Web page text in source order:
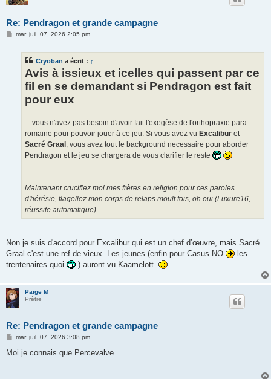
Re: Pendragon et grande campagne
Mmar. juil. 07, 2026 2:05 pm
Cryoban a écrit : ↑
Avis à issieux et icelles qui passent par ce
fil en se demandant si Pendragon est fait
pour eux
....vous n'avez pas besoin d'avoir fait l'exegèse de l'orthopraxie para-
romaine pour pouvoir jouer à ce jeu. Si vous avez vu Excalibur et
Sacré Graal , vous avez tout le background necessaire pour aborder
Pendragon et le jeu se chargera de vous clarifier le reste
Maintenant crucifiez moi mes frères en religion pour ces paroles
d'hérésie, flagellez mon corps de relaps moult fois, oh oui (Luxure16,
réussite automatique)
Non je suis d'accord pour Excalibur qui est un chef d’œuvre, mais Sacré
Graal c'est une ref de vieux. Les jeunes (enfin pour Casus NO
les
trentenaires quoi
) auront vu Kaamelott.
Paige M
Prêtre
Re: Pendragon et grande campagne
M
s
mar. juil. 07, 2026 3:08 pm
Moi je connais que Percevalve.